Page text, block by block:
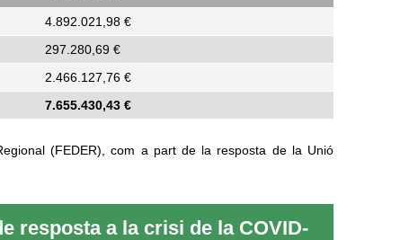
4.892.021,98 €
297.280,69 €
2.466.127,76 €
7.655.430,43 €
(FEDER), com a part de la resposta de la Unió
resposta a la crisi de la COVID-